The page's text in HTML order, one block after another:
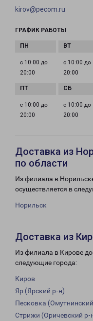
kirov@pecom.ru
ГРАФИК РАБОТЫ
с 10:00 до
20:00
с 10:00 до
20:00
с 10:00 до
20:00
с 10:00 до
20:00
Доставка из
по области
Из филиала в
осуществляется в
Норильск
Доставка из
Из филиала в Кирове
следующие города:
Киров
Яр (Ярский р-н)
Песковка
Стрижи (Оричевский р-